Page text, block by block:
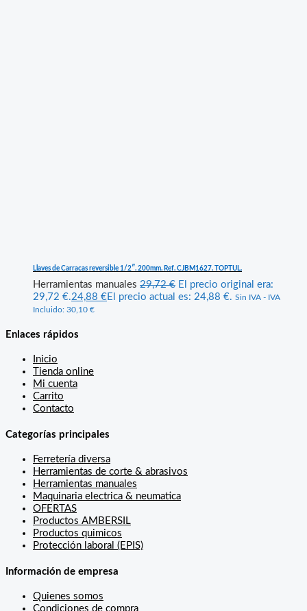
Llaves de Carracas reversible 1/2″. 200mm. Ref. CJBM1627. TOPTUL.
Herramientas manuales 29,72€ El precio original era:
29,72 €.24,88 €El precio actual es: 24,88 €. Sin IVA - IVA
Incluido: 30,10 €
Enlaces rápidos
Inicio
Tienda online
Mi cuenta
Carrito
Contacto
Categorías principales
Ferretería diversa
Herramientas de corte & abrasivos
Herramientas manuales
Maquinaria electrica & neumatica
OFERTAS
Productos AMBERSIL
Productos quimicos
Protección laboral (EPIS)
Información de empresa
Quienes somos
Condiciones de compra